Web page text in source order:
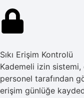
Sıkı Erişim Kontrolü
Kademeli izin
personel tarafından
erişim günlüğe